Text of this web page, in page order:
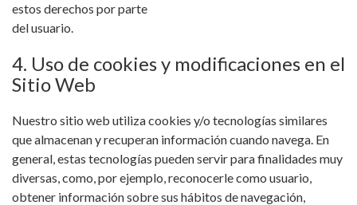
estos derechos por parte
del usuario.
4. Uso de cookies y modificaciones en el
Sitio Web
Nuestro sitio web utiliza cookies y/o tecnologías similares
que almacenan y recuperan información cuando navega. En
general, estas tecnologías pueden servir para finalidades muy
diversas, como, por ejemplo, reconocerle como usuario,
obtener información sobre sus hábitos de navegación,